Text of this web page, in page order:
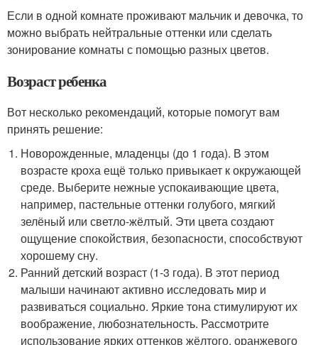
Если в одной комнате проживают мальчик и девочка, то
можно выбрать нейтральные оттенки или сделать
зонирование комнаты с помощью разных цветов.
Возраст ребенка
Вот несколько рекомендаций, которые помогут вам
принять решение:
Новорожденные, младенцы (до 1 года). В этом
возрасте кроха ещё только привыкает к окружающей
среде. Выберите нежные успокаивающие цвета,
например, пастельные оттенки голубого, мягкий
зелёный или светло-жёлтый. Эти цвета создают
ощущение спокойствия, безопасности, способствуют
хорошему сну.
Ранний детский возраст (1-3 года). В этот период
малыши начинают активно исследовать мир и
развиваться социально. Яркие тона стимулируют их
воображение, любознательность. Рассмотрите
использование ярких оттенков жёлтого, оранжевого